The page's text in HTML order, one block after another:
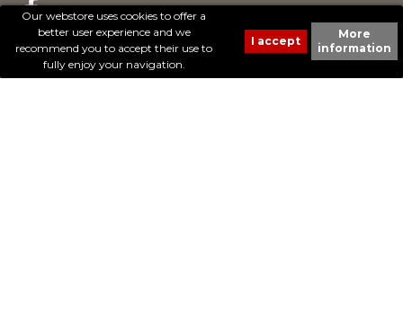
Our webstore uses cookies to offer a
better user experience and we
recommend you to accept their use to
fully enjoy your navigation.
More
information
© 2017 - Cheval Liberté. Tous droits réservés.
Création de sites Internet | ProduWeb